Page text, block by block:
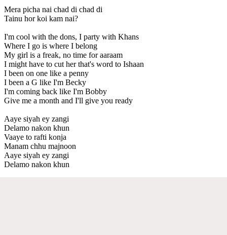
Mera picha nai chad di chad di
Tainu hor koi kam nai?
I'm cool with the dons, I party with Khans
Where I go is where I belong
My girl is a freak, no time for aaraam
I might have to cut her that's word to Ishaan
I been on one like a penny
I been a G like I'm Becky
I'm coming back like I'm Bobby
Give me a month and I'll give you ready
Aaye siyah ey zangi
Delamo nakon khun
Vaaye to rafti konja
Manam chhu majnoon
Aaye siyah ey zangi
Delamo nakon khun